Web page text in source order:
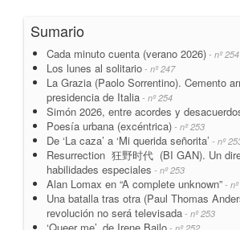
Sumario
Cada minuto cuenta (verano 2026) - nº 254
Los lunes al solitario - nº 247
La Grazia (Paolo Sorrentino). Cemento
presidencia de Italia - nº 254
Simón 2026, entre acordes y
Poesía urbana (excéntrica) - nº 253
De ‘La caza’ a ‘Mi querida señorita’ - nº
Resurrection 狂野时代 (BI GAN). Un
habilidades especiales - nº 253
Alan Lomax en “A complete unknown” -
Una batalla tras otra (Paul Thomas
revolución no será televisada - nº 253